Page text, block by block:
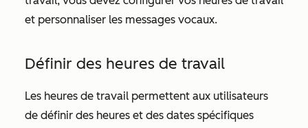
et personnaliser les messages vocaux.
Définir des heures de travail
Les heures de travail permettent aux utilisateurs
de définir des heures et des dates spécifiques